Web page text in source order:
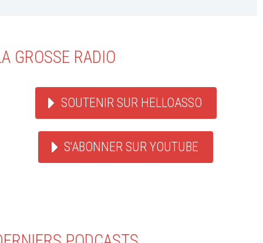
GROSSE RADIO
SOUTENIR SUR HELLOASSO
S'ABONNER SUR YOUTUBE